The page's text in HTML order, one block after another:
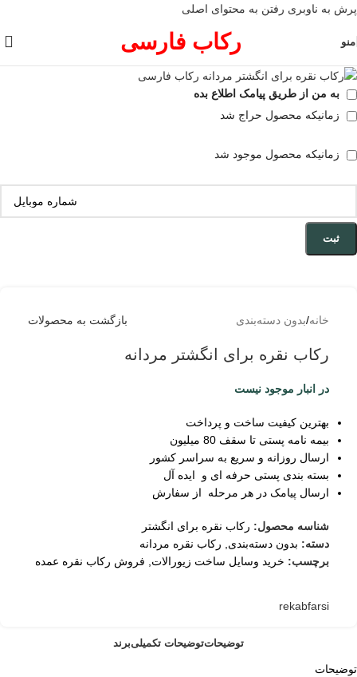
پرش به ناوبری رفتن به محتوای اصلی
منو رکاب فارسی فروخته شده
به من از طریق پیامک اطلاع بده
زمانیکه محصول حراج شد
زمانیکه محصول موجود شد
ثبت
خانه/بدون دسته‌بندی بازگشت به محصولات
رکاب نقره برای انگشتر مردانه
در انبار موجود نیست
بهترین کیفیت ساخت و پرداخت
بیمه نامه پستی تا سقف 80 میلیون
ارسال روزانه و سریع به سراسر کشور
بسته بندی پستی حرفه ای و ایده آل
ارسال پیامک در هر مرحله از سفارش
شناسه محصول: رکاب نقره برای انگشتر
دسته: بدون دسته‌بندی, رکاب نقره مردانه
برچسب: خرید وسایل ساخت زیورالات, فروش رکاب نقره عمده
rekabfarsi
توضیحاتتوضیحات تکمیلیبرند
توضیحات